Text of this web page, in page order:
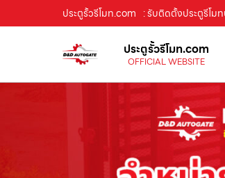
ประตูรั้วรีโมท.com : รับติดตั้งประตูรีโม
ประตูรั้วรีโมท.com
OFFICIAL WEBSITE